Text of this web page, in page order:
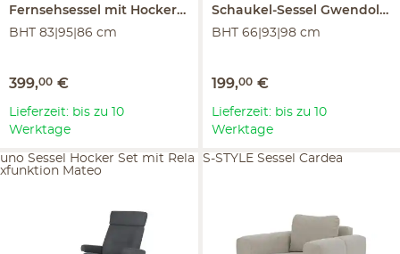
Fernsehsessel mit HockerBormie
BHT 83|95|86 cm
399,00 €
Lieferzeit: bis zu 10
Werktage
Schaukel-Sessel Gwendolina
BHT 66|93|98 cm
199,00 €
Lieferzeit: bis zu 10
Werktage
uno Sessel Hocker Set mit Rela
xfunktion Mateo
S-STYLE Sessel Cardea